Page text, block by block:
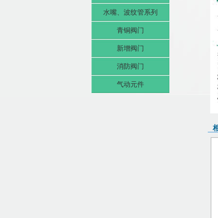
水嘴、波纹管系列
青铜阀门
新增阀门
消防阀门
气动元件